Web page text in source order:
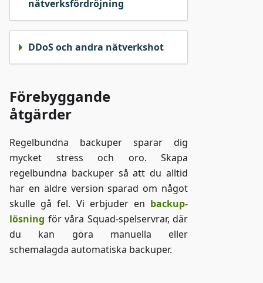
nätverksfördröjning
DDoS och andra nätverkshot
Förebyggande
åtgärder
Regelbundna backuper sparar dig
mycket stress och oro. Skapa
regelbundna backuper så att du alltid
har en äldre version sparad om något
skulle gå fel. Vi erbjuder en backup-
lösning för våra Squad-spelservrar, där
du kan göra manuella eller
schemalagda automatiska backuper.